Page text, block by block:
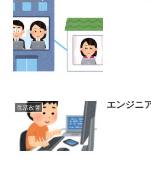
生活改善 エンジニ